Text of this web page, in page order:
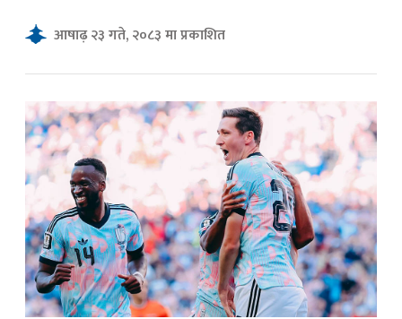
News
आषाढ़ २३ गते, २०८३ मा प्रकाशित